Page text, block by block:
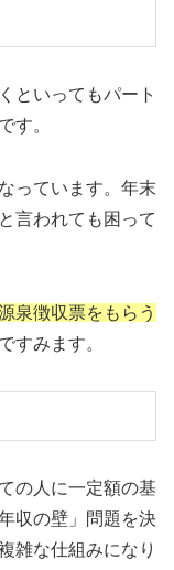
といってもパート
す。
っています。年末
言われても困って
泉徴収票をもらう
すみます。
の人に一定額の基
収の壁」問題を決
雑な仕組みになり